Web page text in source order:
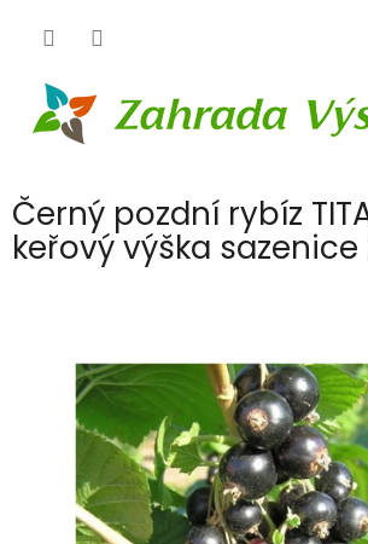
Černý pozdní rybíz
keřový výška